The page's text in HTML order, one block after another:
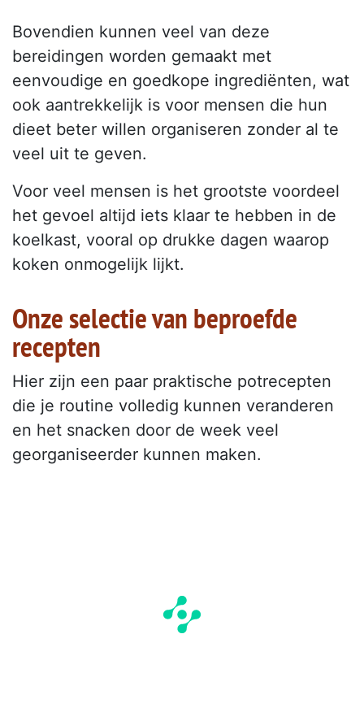
Bovendien kunnen veel van deze
bereidingen worden gemaakt met
eenvoudige en goedkope ingrediënten, wat
ook aantrekkelijk is voor mensen die hun
dieet beter willen organiseren zonder al te
veel uit te geven.
Voor veel mensen is het grootste voordeel
het gevoel altijd iets klaar te hebben in de
koelkast, vooral op drukke dagen waarop
koken onmogelijk lijkt.
Onze selectie van beproefde
recepten
Hier zijn een paar praktische potrecepten
die je routine volledig kunnen veranderen
en het snacken door de week veel
georganiseerder kunnen maken.